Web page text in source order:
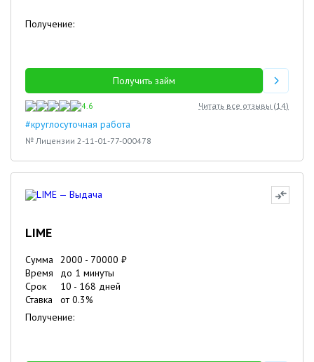
Получение:
Получить займ
4.6 Читать все отзывы (14)
#круглосуточная работа
№ Лицензии 2-11-01-77-000478
LIME
Сумма 2000 - 70000 ₽
Время
до 1 минуты
Срок
10 - 168 дней
Ставка
от0.3%
Получение: